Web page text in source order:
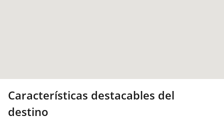
Características destacables del
destino